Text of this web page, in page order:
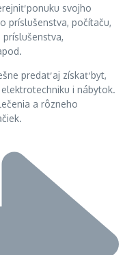
ponuku svojho
príslušenstva, počítaču,
predať aj získať byt,
i nábytok.
a rôzneho